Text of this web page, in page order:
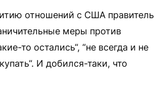
отношений с США правитель
меры против
то остались“, “не всегда и не
И добился-таки, что